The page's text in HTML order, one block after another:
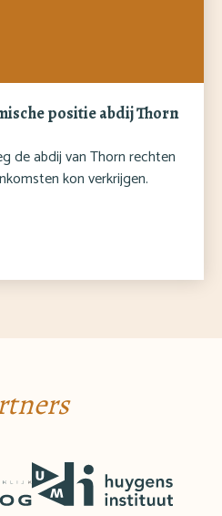
positie abdij Thorn
de abdij van Thorn rechten
kon verkrijgen.